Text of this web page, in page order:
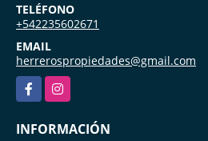
TELÉFONO
+542235602671
EMAIL
herrerospropiedades@gmail.com
FacebookInstagram
INFORMACIÓN